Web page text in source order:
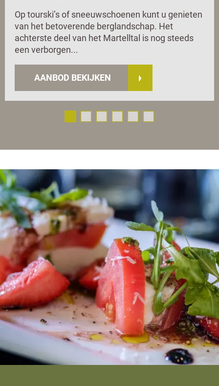
Op tourski’s of sneeuwschoenen kunt u genieten
van het betoverende berglandschap. Het
achterste deel van het Martelltal is nog steeds
een verborgen...
AANBOD BEKIJKEN